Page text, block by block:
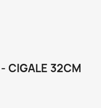
CIGALE 32CM